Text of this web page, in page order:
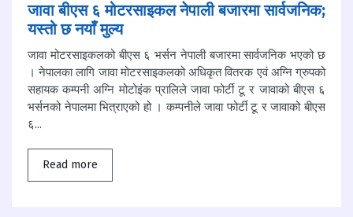
जावा बीएस ६ मोटरसाइकल नेपाली बजारमा सार्वजनिक;
यस्तो छ नयाँ मुल्य
जावा मोटरसाइकलको बीएस ६ भर्सन नेपाली बजारमा सार्वजनिक भएको छ
। नेपालका लागि जावा मोटरसाइकलको अधिकृत वितरक एवं अग्नि ग्रुपको
सहायक कम्पनी अग्नि मोटोइंक प्रालिले जावा फोर्टी टू र जावाको बीएस ६
भर्सनको नेपालमा भित्राएको हो । कम्पनीले जावा फोर्टी टू र जावाको बीएस
६...
Read more